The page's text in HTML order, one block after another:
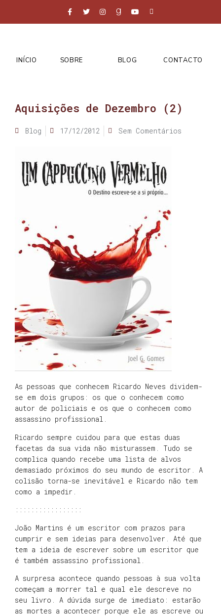
INÍCIO SOBRE BLOG CONTACTO
Aquisições de Dezembro (2)
Blog 17/12/2012 Sem Comentários
As pessoas que conhecem Ricardo Neves dividem-
se em dois grupos: os que o conhecem como
autor de policiais e os que o conhecem como
assassino profissional.
Ricardo sempre cuidou para que estas duas
facetas da sua vida não misturassem. Tudo se
complica quando recebe uma lista de alvos
demasiado próximos do seu mundo de escritor. A
colisão torna-se inevitável e Ricardo não tem
como a impedir.
:::::::::::::::::
João Martins é um escritor com prazos para
cumprir e sem ideias para desenvolver. Até que
tem a ideia de escrever sobre um escritor que
é também assassino profissional.
A surpresa acontece quando pessoas à sua volta
começam a morrer tal e qual ele descreve no
seu livro. A dúvida surge de imediato: estarão
as mortes a acontecer porque ele as escreve ou